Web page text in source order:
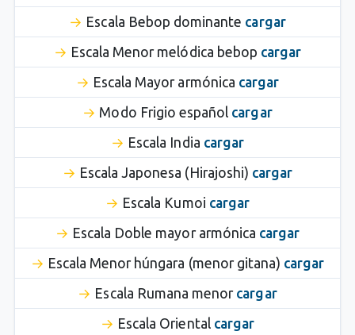
Escala Bebop dominante cargar
Escala Menor melódica bebop cargar
Escala Mayor armónica cargar
Modo Frigio español cargar
Escala India cargar
Escala Japonesa (Hirajoshi) cargar
Escala Kumoi cargar
Escala Doble mayor armónica cargar
Escala Menor húngara (menor gitana) cargar
Escala Rumana menor cargar
Escala Oriental cargar